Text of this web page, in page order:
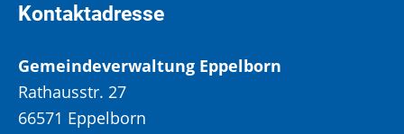
Kontaktadresse
Gemeindeverwaltung Eppelborn
Rathausstr. 27
66571 Eppelborn